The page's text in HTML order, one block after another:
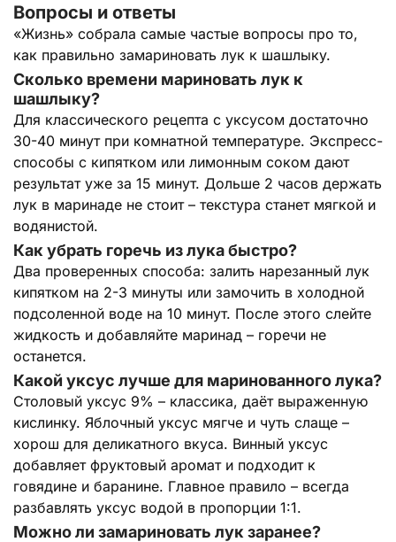
Вопросы и ответы
«Жизнь» собрала самые частые вопросы про то,
как правильно замариновать лук к шашлыку.
Сколько времени мариновать лук к
шашлыку?
Для классического рецепта с уксусом достаточно
30-40 минут при комнатной температуре. Экспресс-
способы с кипятком или лимонным соком дают
результат уже за 15 минут. Дольше 2 часов держать
лук в маринаде не стоит – текстура станет мягкой и
водянистой.
Как убрать горечь из лука быстро?
Два проверенных способа: залить нарезанный лук
кипятком на 2-3 минуты или замочить в холодной
подсоленной воде на 10 минут. После этого слейте
жидкость и добавляйте маринад – горечи не
останется.
Какой уксус лучше для маринованного лука?
Столовый уксус 9% – классика, даёт выраженную
кислинку. Яблочный уксус мягче и чуть слаще –
хорош для деликатного вкуса. Винный уксус
добавляет фруктовый аромат и подходит к
говядине и баранине. Главное правило – всегда
разбавлять уксус водой в пропорции 1:1.
Можно ли замариновать лук заранее?